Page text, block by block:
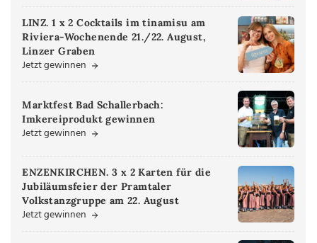
LINZ. 1 x 2 Cocktails im tinamisu am
Riviera-Wochenende 21./22. August,
Linzer Graben
Jetzt gewinnen
Marktfest Bad Schallerbach:
Imkereiprodukt gewinnen
Jetzt gewinnen
ENZENKIRCHEN. 3 x 2 Karten für die
Jubiläumsfeier der Pramtaler
Volkstanzgruppe am 22. August
Jetzt gewinnen